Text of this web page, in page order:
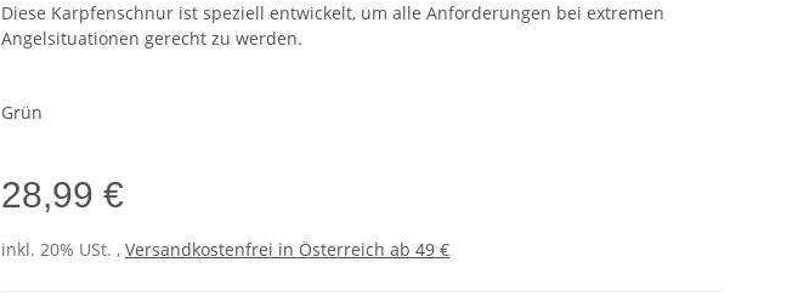
Diese Karpfenschnur ist speziell entwickelt, um alle Anforderungen bei extremen
Angelsituationen gerecht zu werden.
Grün
28,99 €
inkl. 20% USt. , Versandkostenfrei in Österreich ab 49 €